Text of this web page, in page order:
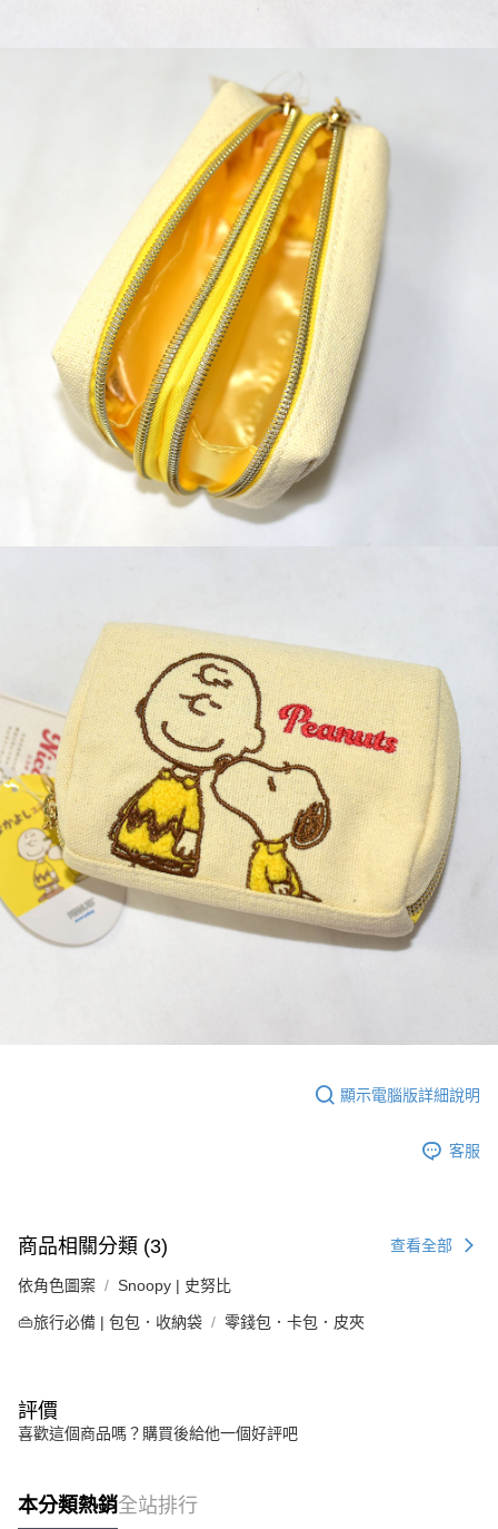
顯示電腦版詳細說明
客服
商品相關分類 (3) 查看全部
依角色圖案 Snoopy | 史努比
👜旅行必備 | 包包．收納袋 零錢包．卡包．皮夾
評價
喜歡這個商品嗎？購買後給他一個好評吧
本分類熱銷全站排行